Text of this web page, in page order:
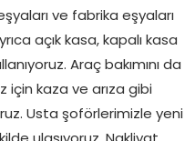
ve fabrika eşyaları
açık kasa, kapalı kasa
Araç bakımını da
için kaza ve arıza gibi
Usta şoförlerimizle yeni